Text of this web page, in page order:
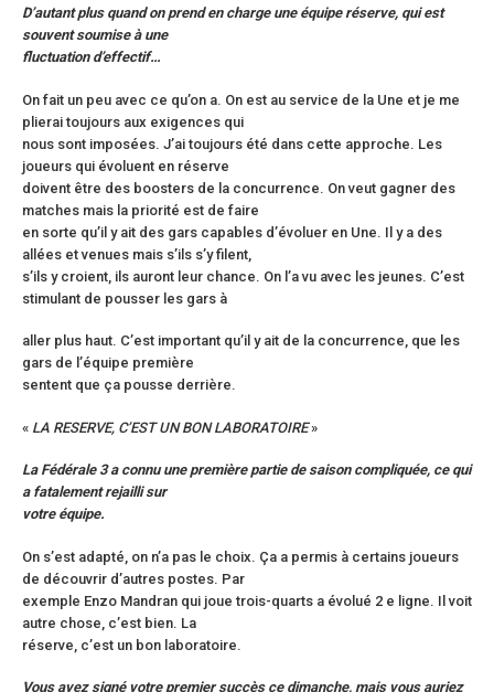
D’autant plus quand on prend en charge une équipe réserve, qui est
souvent soumise à une
fluctuation d’effectif…
On fait un peu avec ce qu’on a. On est au service de la Une et je me
plierai toujours aux exigences qui
nous sont imposées. J’ai toujours été dans cette approche. Les
joueurs qui évoluent en réserve
doivent être des boosters de la concurrence. On veut gagner des
matches mais la priorité est de faire
en sorte qu’il y ait des gars capables d’évoluer en Une. Il y a des
allées et venues mais s’ils s’y filent,
s’ils y croient, ils auront leur chance. On l’a vu avec les jeunes. C’est
stimulant de pousser les gars à
aller plus haut. C’est important qu’il y ait de la concurrence, que les
gars de l’équipe première
sentent que ça pousse derrière.
« LA RESERVE, C’EST UN BON LABORATOIRE»
La Fédérale 3 a connu une première partie de saison compliquée, ce qui
a fatalement rejailli sur
votre équipe.
On s’est adapté, on n’a pas le choix. Ça a permis à certains joueurs
de découvrir d’autres postes. Par
exemple Enzo Mandran qui joue trois-quarts a évolué 2 e ligne. Il voit
autre chose, c’est bien. La
réserve, c’est un bon laboratoire.
Vous avez signé votre premier succès ce dimanche, mais vous auriez